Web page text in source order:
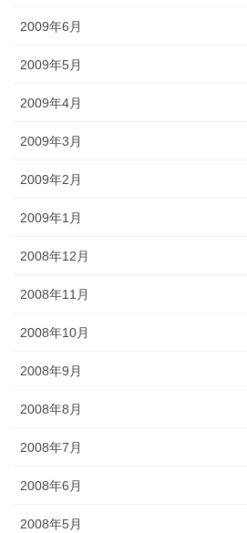
2009年6月
2009年5月
2009年4月
2009年3月
2009年2月
2009年1月
2008年12月
2008年11月
2008年10月
2008年9月
2008年8月
2008年7月
2008年6月
2008年5月